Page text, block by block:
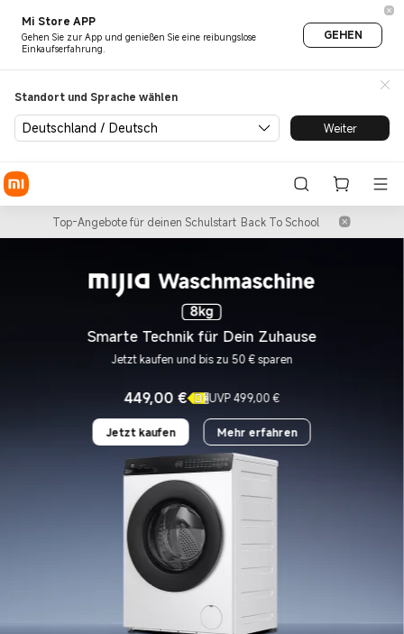
Mi Store APP
Gehen Sie zur App und genießen Sie eine reibungslose
Einkaufserfahrung.
GEHEN
Standort und Sprache wählen
Deutschland / Deutsch Weiter
Smartphone | Tablet | Smart
Top-Angebote für deinen Schulstart Back To School
Smarte Technik für Dein Zuhause
Jetzt kaufen und bis zu 50 € sparen
449,00 € Current Price €449
UVP 499,00 €
UVP 499,00 €
Jetzt kaufen
Mehr erfahren